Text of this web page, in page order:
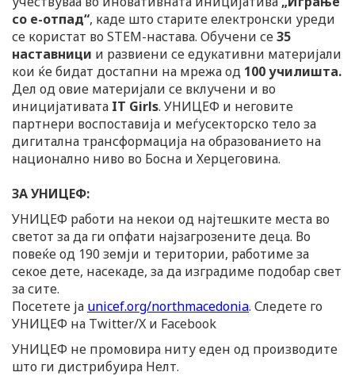
со е-отпад“, каде што старите електронски уреди
се користат во STEM-настава. Обучени се35
наставници и развиени се едукативни материјали
кои ќе бидат достапни на мрежа од 100 училишта.
Дел од овие материјали се вклучени и во
иницијативата IT Girls. УНИЦЕФ и неговите
партнери воспоставија и меѓусекторско тело за
дигитална трансформација на образованието на
национално ниво во Босна и Херцеговина.
ЗА УНИЦЕФ:
УНИЦЕФ работи на некои од најтешките места во
светот за да ги опфати најзагрозените деца. Во
повеќе од 190 земји и територии, работиме за
секое дете, насекаде, за да изградиме подобар свет
за сите.
Посетете ја unicef.org/northmacedonia. Следете го
УНИЦЕФ на Twitter/X и Facebook
УНИЦЕФ не промовира ниту еден од производите
што ги дистрибуира Нелт.